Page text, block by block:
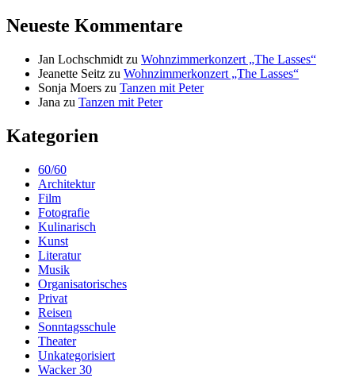
Neueste Kommentare
Jan Lochschmidt zu Wohnzimmerkonzert „The Lasses“
Jeanette Seitz zu Wohnzimmerkonzert „The Lasses“
Sonja Moers zu Tanzen mit Peter
Jana zu Tanzen mit Peter
Kategorien
60/60
Architektur
Film
Fotografie
Kulinarisch
Kunst
Literatur
Musik
Organisatorisches
Privat
Reisen
Sonntagsschule
Theater
Unkategorisiert
Wacker 30